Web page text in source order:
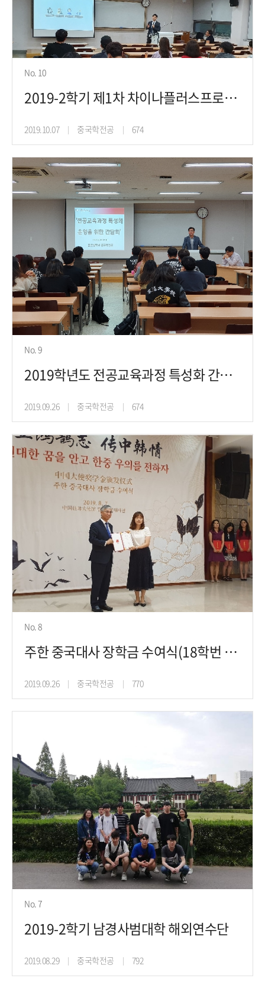
No. 10
2019-2학기 제1차 차이나플러스프로젝트 진로취업특강(19.10.2)
2019.10.07 중국학전공 674
No. 9
2019학년도 전공교육과정 특성화 간담회(19. 9.25)
2019.09.26 중국학전공 674
No. 8
주한 중국대사 장학금 수여식(18학번 윤소연)
2019.09.26 중국학전공 770
No. 7
2019-2학기 남경사범대학 해외연수단
2019.08.29 중국학전공 792